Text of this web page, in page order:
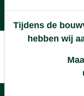
Uitgebreid assortiment
Tijdens de
hebben wij